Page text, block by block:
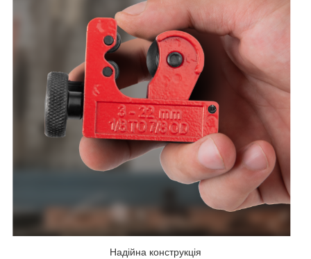
Надійна конструкція